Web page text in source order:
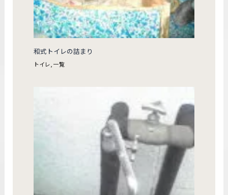
和式トイレの詰まり
トイレ ,一覧